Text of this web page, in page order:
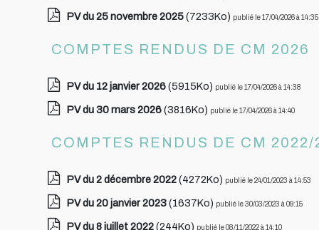
PV du 25 novembre 2025(7233Ko) publié le 17/04/2026 à 14:35
COMPTES RENDUS DE CM 2026
PV du 12 janvier 2026(5915Ko) publié le 17/04/2026 à 14:38
PV du 30 mars 2026(3816Ko) publié le 17/04/2026 à 14:40
COMPTES RENDUS DE CM 2022/
PV du 2 décembre 2022(4272Ko) publié le 24/01/2023 à 14:53
PV du 20 janvier 2023(1637Ko) publié le 30/03/2023 à 09:15
PV du 8 juillet 2022(244Ko) publié le 08/11/2022 à 14:10